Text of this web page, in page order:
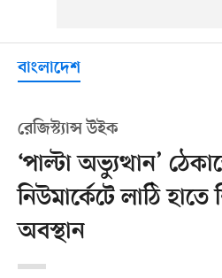
বাংলাদেশ
রেজিস্ট্যান্স উইক
‘পাল্টা অভ্যুত্থান’
নিউমার্কেটে লাঠি হাতে
অবস্থান